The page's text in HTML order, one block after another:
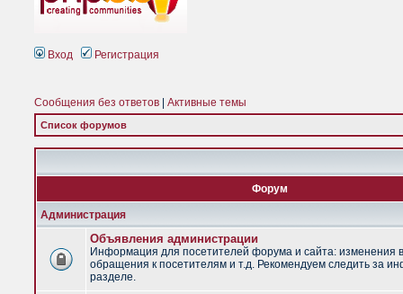
Вход Регистрация
Сообщения без ответов Активные темы
Список форумов
Форум
Администрация
Объявления администрации
Информация для посетителей форума и сайта: изменения
обращения к посетителям и т.д. Рекомендуем следить за
разделе.